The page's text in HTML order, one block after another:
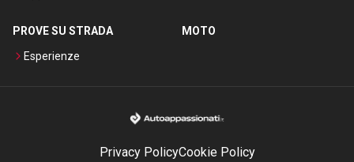
PROVE SU STRADA
Esperienze
MOTO
Privacy PolicyCookie Policy